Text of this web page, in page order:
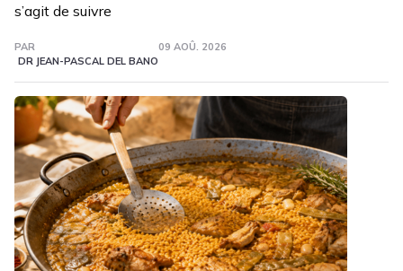
s’agit de suivre
PAR
DR JEAN-PASCAL DEL BANO
09 AOÛ. 2026